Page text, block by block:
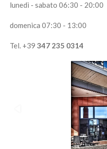
lunedì - sabato 06:30 - 20:00
domenica 07:30 - 13:00
Tel. +39 347 235 0314